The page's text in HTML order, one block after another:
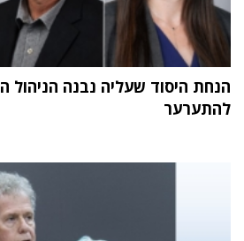
הנחת היסוד שעליה נבנה הניהול
להתערער